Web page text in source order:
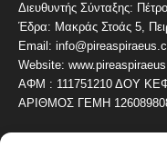
Διευθυντής Σύνταξης:
Έδρα: Μακράς Στοάς 5,
Email:
Website:
ΑΦΜ : 111751210 ΔΟΥ
ΑΡΙΘΜΟΣ ΓΕΜΗ